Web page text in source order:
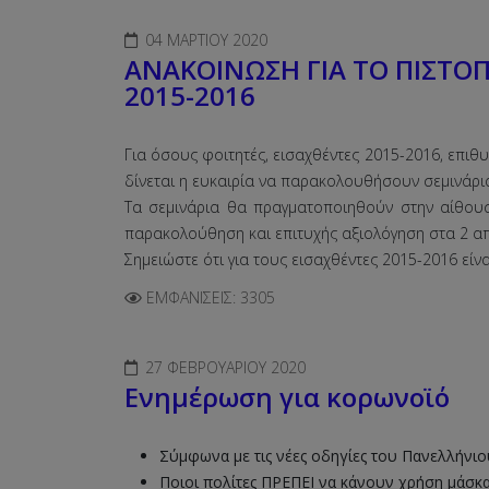
04 ΜΑΡΤΊΟΥ 2020
ΑΝΑΚΟΙΝΩΣΗ ΓΙΑ ΤΟ
2015-2016
Για όσους φοιτητές, εισαχθέντες 2015-2016,
δίνεται η ευκαιρία να παρακολουθήσουν
Τα σεμινάρια θα πραγματοποιηθούν στην
παρακολούθηση και επιτυχής αξιολόγηση στα 2
Σημειώστε ότι για τους εισαχθέντες 2015-2016
ΕΜΦΑΝΊΣΕΙΣ: 3305
27 ΦΕΒΡΟΥΑΡΊΟΥ 2020
Ενημέρωση για κορωνοϊό
Σύμφωνα με τις νέες οδηγίες του
Ποιοι πολίτες ΠΡΕΠΕΙ να κάνουν χρήση